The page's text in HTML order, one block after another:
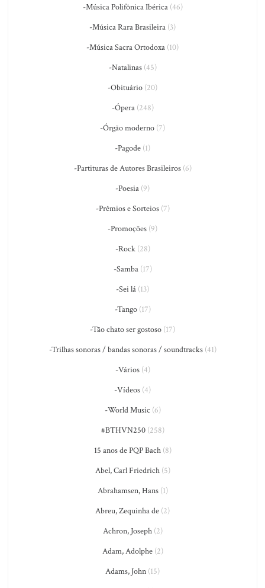
-Música Polifônica Ibérica(46)
-Música Rara Brasileira (3)
-Música Sacra Ortodoxa (10)
-Natalinas(45)
-Obituário (20)
-Ópera(248)
-Órgão moderno (7)
-Pagode (1)
-Partituras de Autores Brasileiros(6)
-Poesia (9)
-Prêmios e Sorteios(7)
-Promoções (9)
-Rock(28)
-Samba(17)
-Sei lá (13)
-Tango(17)
-Tão chato ser gostoso (17)
-Trilhas sonoras / bandas sonoras / soundtracks(41)
-Vários(4)
-Vídeos (4)
-World Music (6)
#BTHVN250(258)
15 anos de PQP Bach(8)
Abel, Carl Friedrich(5)
Abrahamsen, Hans(1)
Abreu, Zequinha de (2)
Achron, Joseph(2)
Adam, Adolphe(2)
Adams, John (15)